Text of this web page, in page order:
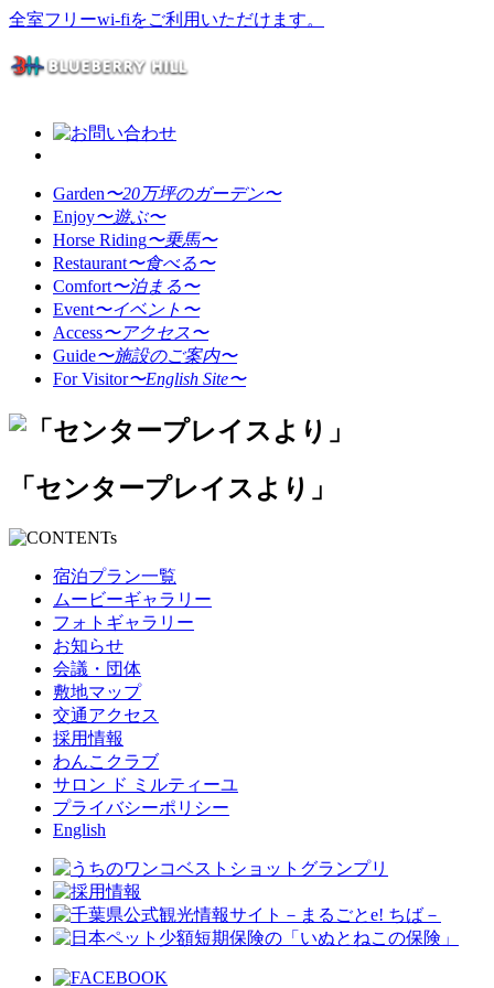
全室フリーwi-fiをご利用いただけます。
Garden〜20万坪のガーデン〜
Enjoy〜遊ぶ〜
Horse Riding〜乗馬〜
Restaurant〜食べる〜
Comfort〜泊まる〜
Event〜イベント〜
Access〜アクセス〜
Guide〜施設のご案内〜
For Visitor〜English Site〜
「センタープレイスより」
宿泊プラン一覧
ムービーギャラリー
フォトギャラリー
お知らせ
会議・団体
敷地マップ
交通アクセス
採用情報
わんこクラブ
サロン ド ミルティーユ
プライバシーポリシー
English